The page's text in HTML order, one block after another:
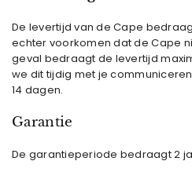
De levertijd van deCape
echter voorkomen dat deCape
geval bedraagt de levertijd
we dit tijdig met je
14 dagen.
Garantie
De garantieperiode bedraagt 2